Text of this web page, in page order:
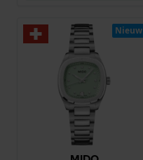
Nieuw